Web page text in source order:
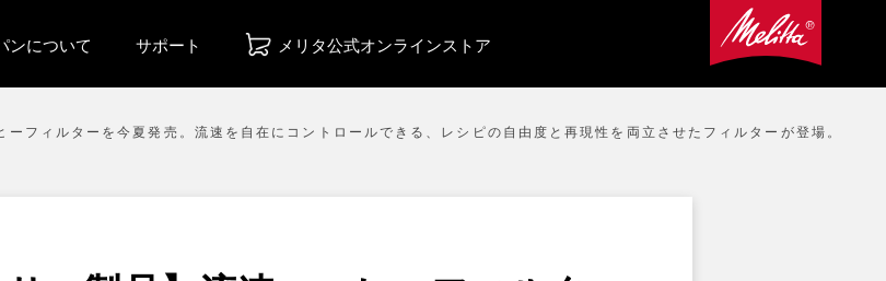
ンについて サポート メリタ公式オンラインストア
フィルターを今夏発売。流速を自在にコントロールできる、レシピの自由度と再現性を両立させたフィルターが登場。